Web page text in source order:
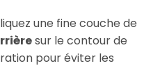
une fine couche de
sur le contour de
pour éviter les